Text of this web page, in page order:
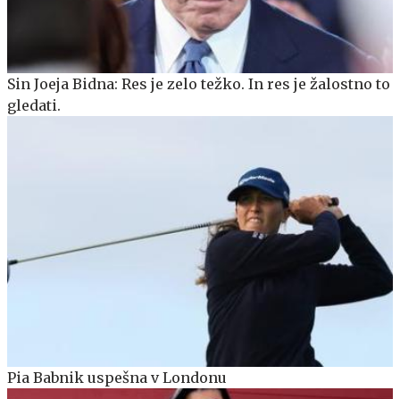
Sin Joeja Bidna: Res je zelo težko. In res je žalostno to
gledati.
Pia Babnik uspešna v Londonu